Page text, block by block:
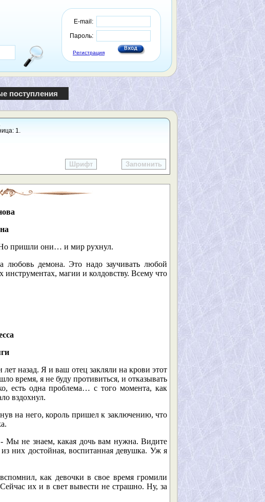
E-mail:
Пароль:
Регистрация
поступления
1.
Шрифт Запомнить
Но пришли они… и мир рухнул.
любовь демона. Это надо заучивать любой
инструментах, магии и колдовству. Всему что
назад. Я и ваш отец закляли на крови этот
время, я не буду противиться, и отказывать
есть одна проблема… с того момента, как
вздохнул.
на него, король пришел к заключению, что
Мы не знаем, какая дочь вам нужна. Видите
них достойная, воспитанная девушка. Уж я
как девочки в свое время громили
их и в свет вывести не страшно. Ну, за